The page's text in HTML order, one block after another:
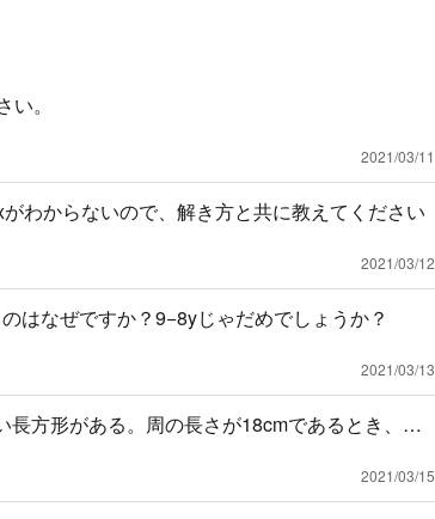
。
2021/03/11
わからないので、解き方と共に教えてください
2021/03/12
はなぜですか？9−8yじゃだめでしょうか？
2021/03/13
方形がある。周の長さが18cmであるとき、た
2021/03/15